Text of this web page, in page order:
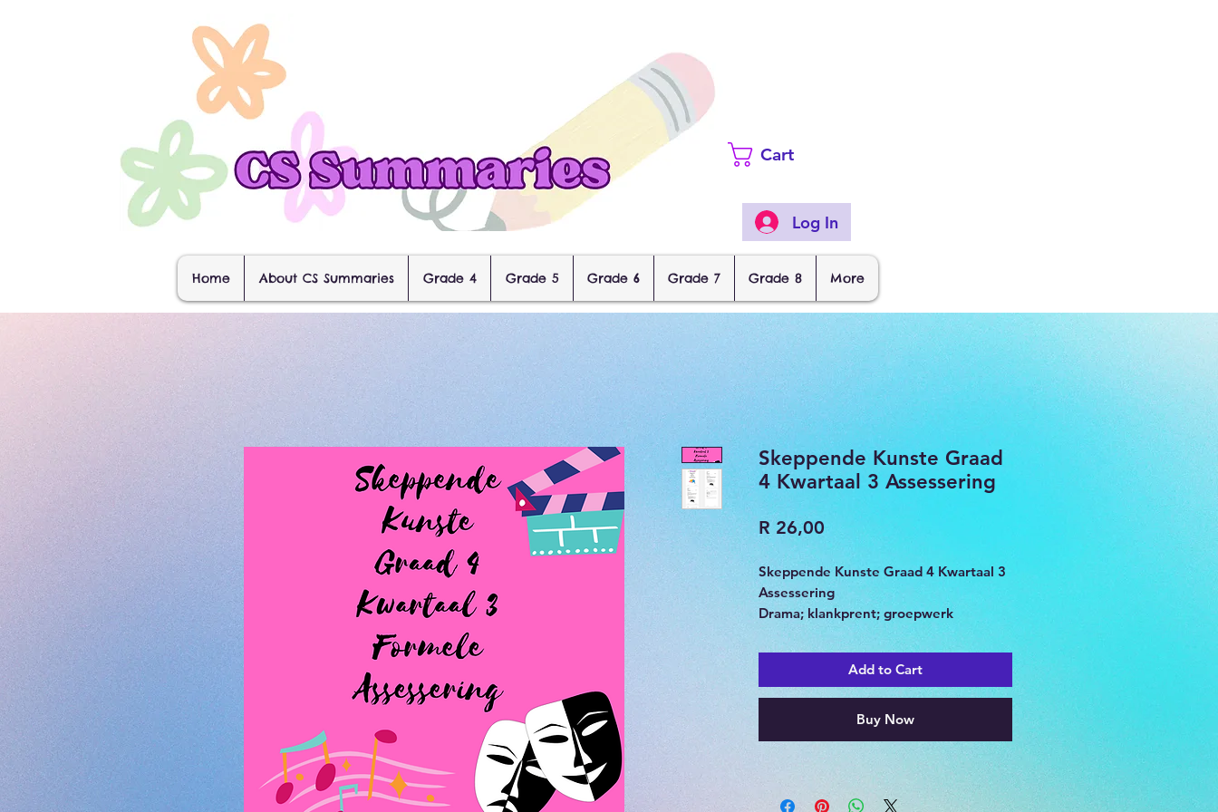
Cart
Log In
Home About CS Summaries Grade 4 Grade 5 Grade 6 Grade 7 Grade 8 More
Skeppende Kunste Graad
4 Kwartaal 3 Assessering
R 26,00
Skeppende Kunste Graad 4 Kwartaal 3
Assessering
Drama; klankprent; groepwerk
40 punte
Rubriek ingesluit
Add to Cart
Buy Now